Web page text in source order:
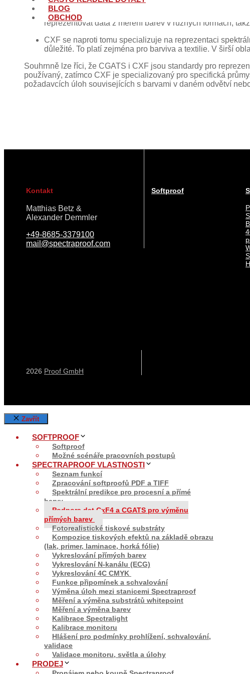
BLOG
OBCHOD
CGATS je univerzálnější a běžně se používá pro
reprezentovat data z měření barev v různých formách,
CXF se naproti tomu specializuje na reprezentaci
důležité. To platí zejména pro barviva a textilie. V širší
Souhrnně lze říci, že CGATS i CXF jsou standardy pro
používaný, zatímco CXF je specializovaný pro specifická
požadavcích úloh souvisejících s barvami v daném odvětví
Kontakt
Matthias Betz &
Alexander Demmler
+49-8685-3379100
mail@spectraproof.com
Softproof
2026 Proof GmbH
Zavřít
SOFTPROOF
Softproof
Možné scénáře pracovních postupů
SPECTRAPROOF VLASTNOSTI
Seznam funkcí
Zpracování softproofů PDF a TIFF
Spektrální predikce pro procesní a přímé
barvy
Podpora dat CxF4 a CGATS pro výměnu
přímých barev
Fotorealistické tiskové substráty
Kompozice tiskových efektů na základě obrazu
(lak, primer, laminace, horká fólie)
Vykreslování přímých barev
Vykreslování N-kanálu (ECG)
Vykreslování 4C CMYK
Funkce připomínek a schvalování
Výměna úloh mezi stanicemi Spectraproof
Měření a výměna substrátů whitepoint
Měření a výměna barev
Kalibrace Spectralight
Kalibrace monitoru
Hlášení pro podmínky prohlížení, schvalování,
validace
Validace monitoru, světla a úlohy
PRODEJ